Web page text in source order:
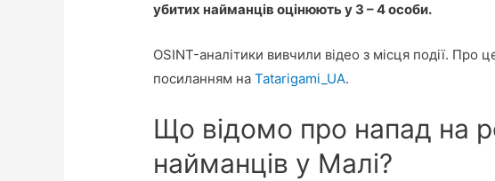
убитих найманців оцінюють у 3 – 4 особи.
OSINT-аналітики вивчили відео з місця події. Про
посиланням наTatarigami_UA.
Що відомо про напад на
найманців у Малі?